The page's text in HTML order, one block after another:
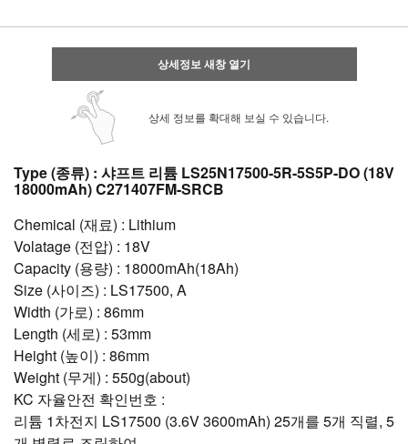
상세정보 새창 열기
상세 정보를 확대해 보실 수 있습니다.
Type (종류) : 샤프트 리튬 LS25N17500-5R-5S5P-DO (18V
18000mAh) C271407FM-SRCB
Chemical (재료) : Lithium
Volatage (전압) : 18V
Capacity (용량) : 18000mAh(18Ah)
Size (사이즈) : LS17500, A
Width (가로) : 86mm
Length (세로) : 53mm
Height (높이) : 86mm
Weight (무게) : 550g(about)
KC 자율안전 확인번호 :
리튬 1차전지 LS17500 (3.6V 3600mAh) 25개를 5개 직렬, 5